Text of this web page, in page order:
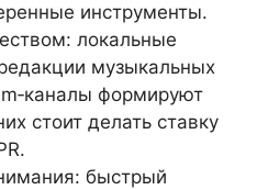
инструменты.
локальные
музыкальных
формируют
стоит делать ставку
быстрый